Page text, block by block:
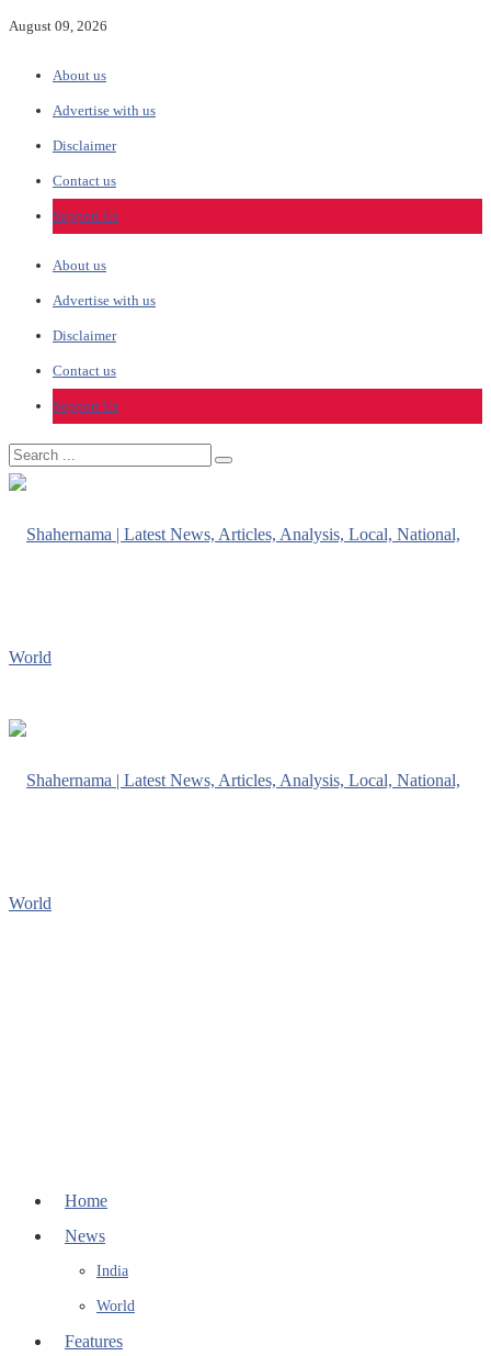
August 09, 2026
About us
Advertise with us
Disclaimer
Contact us
Support Us
About us
Advertise with us
Disclaimer
Contact us
Support Us
Home
News
India
World
Features